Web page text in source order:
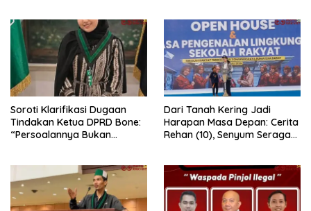
Soroti Klarifikasi Dugaan
Tindakan Ketua DPRD Bone:
“Persoalannya Bukan
Dari Tanah Kering Jadi
Harapan Masa Depan: Cerita
Rehan (10), Senyum Seragam